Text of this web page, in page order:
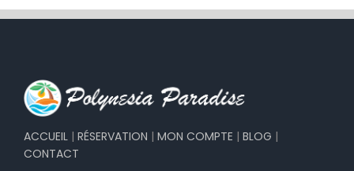
ACCUEIL | RÉSERVATION | MON COMPTE | BLOG |
CONTACT